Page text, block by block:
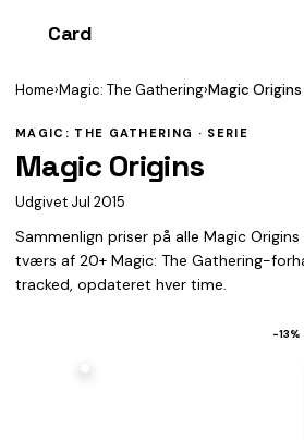
Card
Home›Magic: The Gathering›Magic Origins
MAGIC: THE GATHERING · SERIE
Magic Origins
Udgivet Jul 2015
Sammenlign priser på alle Magic
tværs af 20+ Magic: The Gathering-
tracked, opdateret hver time.
−13%